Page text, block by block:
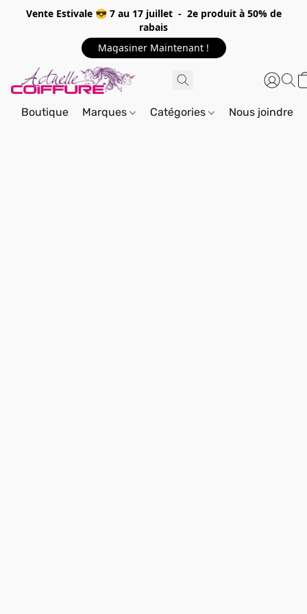
Vente Estivale 😎 7 au 17 juillet - 2e produit à 50% de
rabais
Magasiner Maintenant !
Boutique Marques Catégories Nous joindre